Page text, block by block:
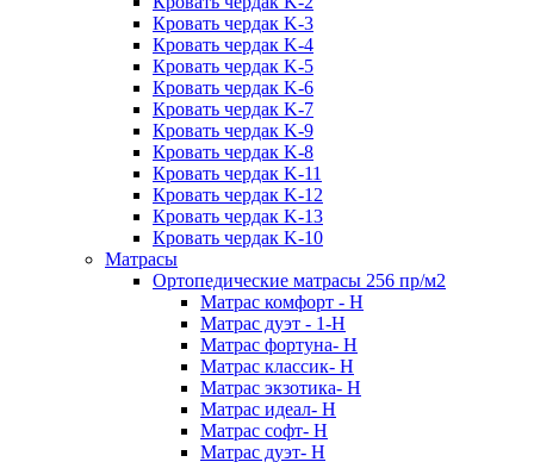
Кровать чердак K-3
Кровать чердак K-4
Кровать чердак K-5
Кровать чердак K-6
Кровать чердак K-7
Кровать чердак K-9
Кровать чердак K-8
Кровать чердак K-11
Кровать чердак K-12
Кровать чердак K-13
Кровать чердак K-10
Матрасы
Ортопедические матрасы 256 пр/м2
Матрас комфорт - Н
Матрас дуэт - 1-Н
Матрас фортуна- Н
Матрас классик- Н
Матрас экзотика- Н
Матрас идеал- Н
Матрас софт- Н
Матрас дуэт- Н